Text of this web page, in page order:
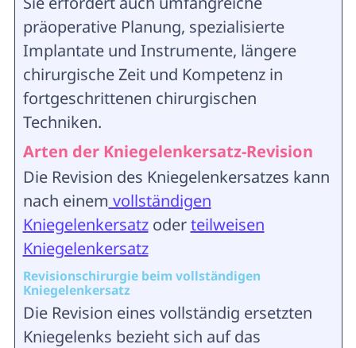
präoperative Planung, spezialisierte
Implantate und Instrumente, längere
chirurgische Zeit und Kompetenz in
fortgeschrittenen chirurgischen
Techniken.
Arten der Kniegelenkersatz-Revision
Die Revision des Kniegelenkersatzes kann
nach einem vollständigen
Kniegelenkersatzoderteilweisen
Kniegelenkersatz
Revisionschirurgie beim vollständigen
Kniegelenkersatz
Die Revision eines vollständig ersetzten
Kniegelenks bezieht sich auf das